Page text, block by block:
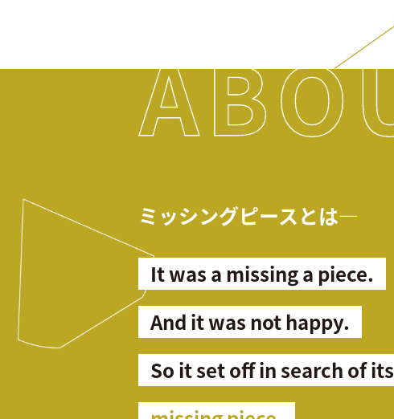
ミッシングピースとは―
It was a missing a piece.
And it was not happy.
So it set off in search of its